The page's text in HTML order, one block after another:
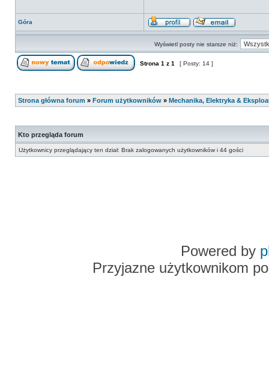
Góra
Wyświetl posty nie starsze niż:
Strona 1 z 1 [ Posty: 14 ]
Strona główna forum » Forum użytkowników » Mechanika, Elektryka &
Kto przegląda forum
Użytkownicy przeglądający ten dział: Brak zalogowanych użytkowników i 44 gości
Powered by
Przyjazne użytkownikom